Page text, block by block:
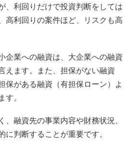
、利回りだけで投資判断をしては
高利回りの案件ほど、リスクも高
企業への融資は、大企業への融資
えます。また、担保がない融資
保がある融資（有担保ローン）よ
す。
、融資先の事業内容や財務状況、
に判断することが重要です。